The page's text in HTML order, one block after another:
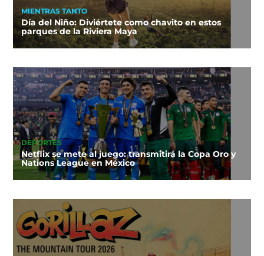
MIENTRAS TANTO
Día del Niño: Diviértete como chavito en estos
parques de la Riviera Maya
DEPORTES
Netflix se mete al juego: transmitirá la Copa Oro y
Nations League en México